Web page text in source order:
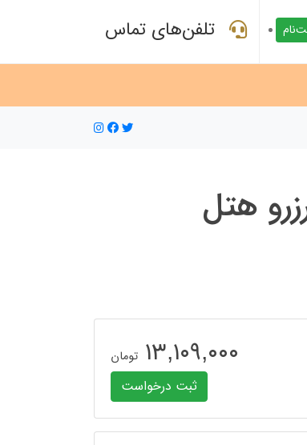
تلفن‌های تماس
هتل
۱۳,۱۰۹,۰۰۰ تومان
ثبت درخواست